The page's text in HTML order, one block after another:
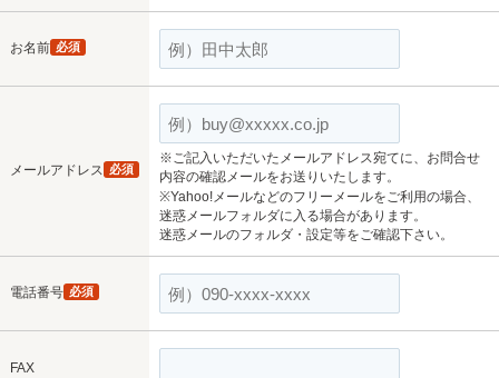
お名前 必須
メールアドレス 必須
※ご記入いただいたメールアドレス宛てに、お問合せ
内容の確認メールをお送りいたします。
※Yahoo!メールなどのフリーメールをご利用の場合、
迷惑メールフォルダに入る場合があります。
迷惑メールのフォルダ・設定等をご確認下さい。
電話番号 必須
FAX